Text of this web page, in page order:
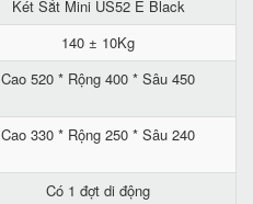
Két Sắt Mini US52 E Black
140 ± 10Kg
Cao 520 * Rộng 400 * Sâu 450
Cao 330 * Rộng 250 * Sâu 240
Có 1 đợt di động